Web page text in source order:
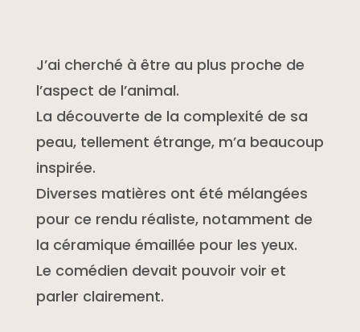
J’ai cherché à être au plus proche de
l’aspect de l’animal.
La découverte de la complexité de sa
peau, tellement étrange, m’a beaucoup
inspirée.
Diverses matières ont été mélangées
pour ce rendu réaliste, notamment de
la céramique émaillée pour les yeux.
Le comédien devait pouvoir voir et
parler clairement.